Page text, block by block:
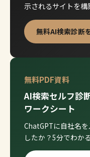
示されるサイトを構
無料AI検索診断
無料PDF資料
AI検索セルフ診
ワークシート
ChatGPTに自社名
したか？5分でわか